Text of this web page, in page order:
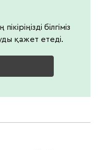
білгіміз
қажет етеді.